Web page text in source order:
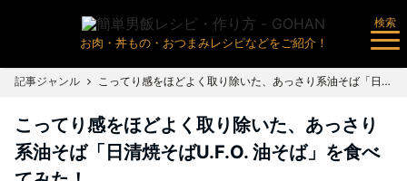
お肉・丼もの・おつまみレシピなどをご紹介！
検索
記事ジャンル こってり感をほどよく取り除いた、あっさり系油そば「日清焼そばU.F.O. 油そば」を食べてみた！
こってり感をほどよく取り除いた、あっさり
系油そば「日清焼そばU.F.O. 油そば」を食べ